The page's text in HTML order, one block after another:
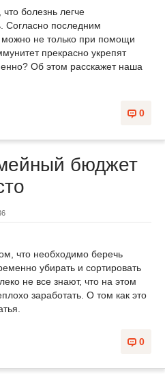
болезнь легче
Согласно последним
можно не только при помощи
прекрасно укрепят
Об этом расскажет наша
0
бюджет
что необходимо беречь
убирать и сортировать
не все знают, что на этом
заработать. О том как это
0